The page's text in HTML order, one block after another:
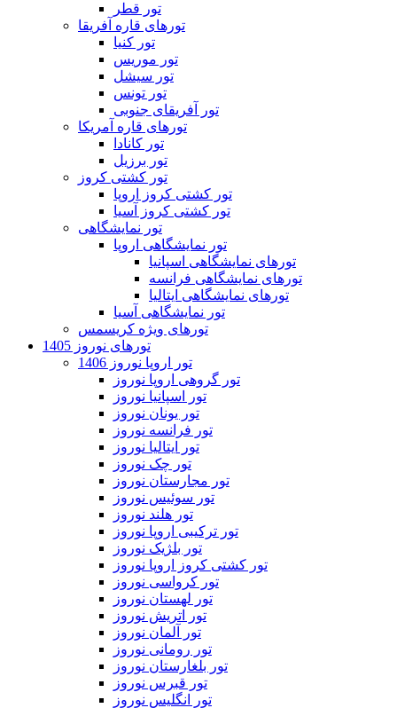
تور قطر
تورهای قاره آفریقا
تور کنیا
تور موریس
تور سیشل
تور تونس
تور آفریقای جنوبی
تورهای قاره آمریکا
تور کانادا
تور برزیل
تور کشتی کروز
تور کشتی کروز اروپا
تور کشتی کروز آسیا
تور نمایشگاهی
تور نمایشگاهی اروپا
تورهای نمایشگاهی اسپانیا
تورهای نمایشگاهی فرانسه
تورهای نمایشگاهی ایتالیا
تور نمایشگاهی آسیا
تورهای ویژه کریسمس
تورهای نوروز 1405
تور اروپا نوروز 1406
تور گروهی اروپا نوروز
تور اسپانیا نوروز
تور یونان نوروز
تور فرانسه نوروز
تور ایتالیا نوروز
تور چک نوروز
تور مجارستان نوروز
تور سوئیس نوروز
تور هلند نوروز
تور ترکیبی اروپا نوروز
تور بلژیک نوروز
تور کشتی کروز اروپا نوروز
تور کرواسی نوروز
تور لهستان نوروز
تور اتریش نوروز
تور آلمان نوروز
تور رومانی نوروز
تور بلغارستان نوروز
تور قبرس نوروز
تور انگلیس نوروز